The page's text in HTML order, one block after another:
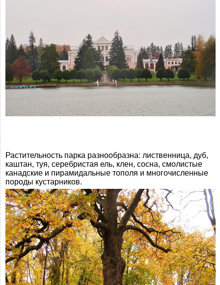
Растительность парка разнообразна: лиственница, дуб,
каштан, туя, серебристая ель, клен, сосна, смолистые
канадские и пирамидальные тополя и многочисленные
породы кустарников.